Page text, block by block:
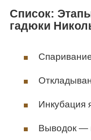
Список:
гадюки
Инкубация
Выводок —